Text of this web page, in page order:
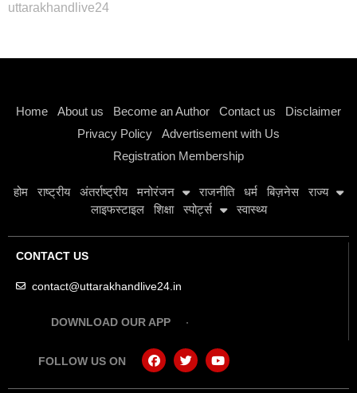
uttarakhandlive24
Home About us Become an Author Contact us
Disclaimer
Privacy Policy
Advertisement with Us
Registration Membership
होम राष्ट्रीय अंतर्राष्ट्रीय मनोरंजन राजनीति धर्म बिज़नेस
राज्य
लाइफस्टाइल
शिक्षा स्पोर्ट्स स्वास्थ्य
CONTACT US
contact@uttarakhandlive24.in
DOWNLOAD OUR APP
FOLLOW US ON